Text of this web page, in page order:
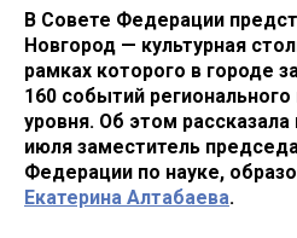
В Совете Федерации
Новгород — культурная
рамках которого в городе
160 событий
уровня. Об этом рассказала
июля заместитель
Федерации по науке,
Екатерина Алтабаева.